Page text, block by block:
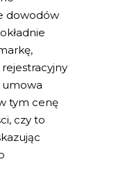
dowodów
umowa
tym cenę
czy to